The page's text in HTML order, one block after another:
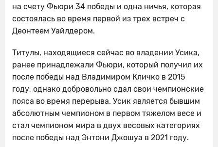
на счету Фьюри 34 победы и одна ничья, которая
состоялась во время первой из трех встреч с
Деонтеем Уайлдером.
Титулы, находящиеся сейчас во владении Усика,
ранее принадлежали Фьюри, который получил их
после победы над Владимиром Кличко в 2015
году, однако добровольно сдал свои чемпионские
пояса во время перерыва. Усик является бывшим
абсолютным чемпионом в первом тяжелом весе и
стал чемпионом мира в двух весовых категориях
после победы над Энтони Джошуа в 2021 году.